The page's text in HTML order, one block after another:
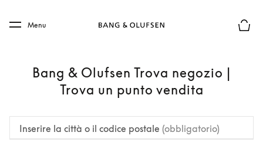
Skip to main footer
Menu
Bang & Olufsen Trova negozio |
Trova un punto vendita
Inserire la città o il codice postale (obbligatorio)